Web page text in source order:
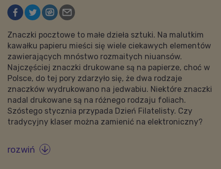
Znaczki pocztowe to małe dzieła sztuki. Na malutkim
kawałku papieru mieści się wiele ciekawych elementów
zawierających mnóstwo rozmaitych niuansów.
Najczęściej znaczki drukowane są na papierze, choć w
Polsce, do tej pory zdarzyło się, że dwa rodzaje
znaczków wydrukowano na jedwabiu. Niektóre znaczki
nadal drukowane są na różnego rodzaju foliach.
Szóstego stycznia przypada Dzień Filatelisty. Czy
tradycyjny klaser można zamienić na elektroniczny?
rozwiń 